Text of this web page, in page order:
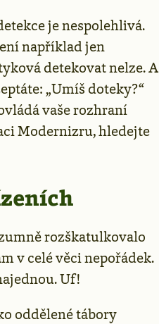
je nespolehlivá.
například jen
detekovat nelze. A
„Umíš doteky?“
vaše rozhraní
Modernizru, hledejte
rozškatulkovalo
v celé věci nepořádek.
Uf!
oddělené tábory